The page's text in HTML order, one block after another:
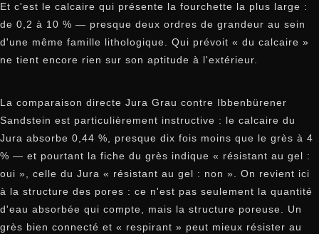
Et c'est le calcaire qui présente la fourchette la plus large :
de 0,2 à 10 % — presque deux ordres de grandeur au sein
d'une même famille lithologique. Qui prévoit « du calcaire »
ne tient encore rien sur son aptitude à l'extérieur.
La comparaison directe Jura Grau contre Ibbenbürener
Sandstein est particulièrement instructive : le calcaire du
Jura absorbe 0,44 %, presque dix fois moins que le grès à 4
% — et pourtant la fiche du grès indique « résistant au gel :
oui », celle du Jura « résistant au gel : non ». On revient ici
à la structure des pores : ce n'est pas seulement la quantité
d'eau absorbée qui compte, mais la structure poreuse. Un
grès bien connecté et « respirant » peut mieux résister au